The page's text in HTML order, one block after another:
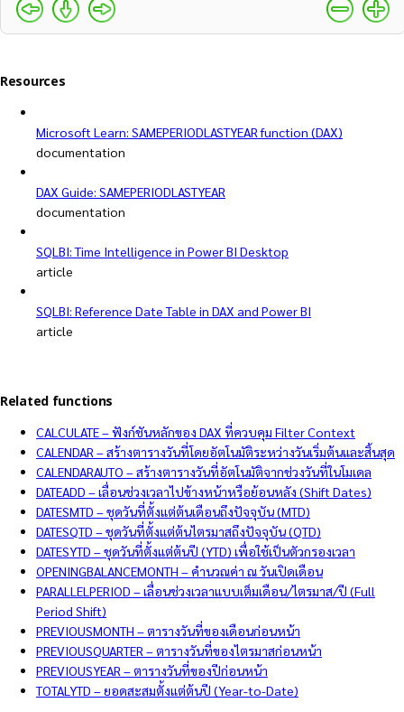
Resources
Microsoft Learn: SAMEPERIODLASTYEAR function (DAX)
documentation
DAX Guide: SAMEPERIODLASTYEAR
documentation
SQLBI: Time Intelligence in Power BI Desktop
article
SQLBI: Reference Date Table in DAX and Power BI
article
Related functions
CALCULATE – ฟังก์ชันหลักของ DAX ที่ควบคุม Filter Context
CALENDAR – สร้างตารางวันที่โดยอัตโนมัติระหว่างวันเริ่มต้นและสิ้นสุด
CALENDARAUTO – สร้างตารางวันที่อัตโนมัติจากช่วงวันที่ในโมเดล
DATEADD – เลื่อนช่วงเวลาไปข้างหน้าหรือย้อนหลัง (Shift Dates)
DATESMTD – ชุดวันที่ตั้งแต่ต้นเดือนถึงปัจจุบัน (MTD)
DATESQTD – ชุดวันที่ตั้งแต่ต้นไตรมาสถึงปัจจุบัน (QTD)
DATESYTD – ชุดวันที่ตั้งแต่ต้นปี (YTD) เพื่อใช้เป็นตัวกรองเวลา
OPENINGBALANCEMONTH – คำนวณค่า ณ วันเปิดเดือน
PARALLELPERIOD – เลื่อนช่วงเวลาแบบเต็มเดือน/ไตรมาส/ปี (Full
Period Shift)
PREVIOUSMONTH – ตารางวันที่ของเดือนก่อนหน้า
PREVIOUSQUARTER – ตารางวันที่ของไตรมาสก่อนหน้า
PREVIOUSYEAR – ตารางวันที่ของปีก่อนหน้า
TOTALYTD – ยอดสะสมตั้งแต่ต้นปี (Year-to-Date)